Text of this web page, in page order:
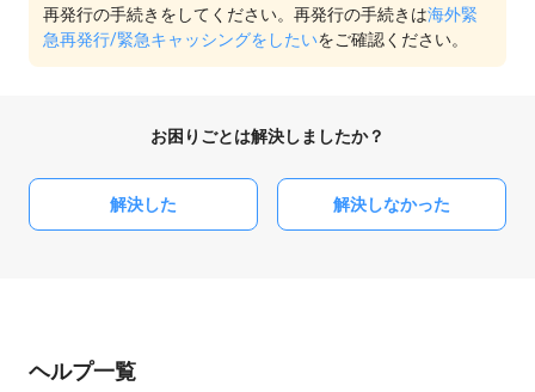
再発行の手続きをしてください。再発行の手続きは海外緊
急再発行/緊急キャッシングをしたいをご確認ください。
お困りごとは解決しましたか？
解決した 解決しなかった
ヘルプ